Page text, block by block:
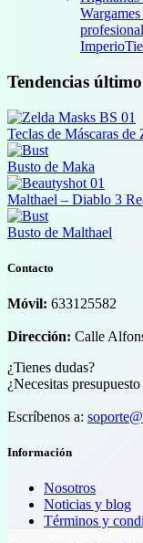
profesional
Imperio
Tendencias
Teclas de Máscaras de
Busto de Maka
Malthael – Diablo 3
Busto de Malthael
Contacto
Móvil: 633125582
Dirección: Calle
¿Tienes dudas?
¿Necesitas
Escríbenos a:
Información
Nosotros
Noticias y blog
Términos y